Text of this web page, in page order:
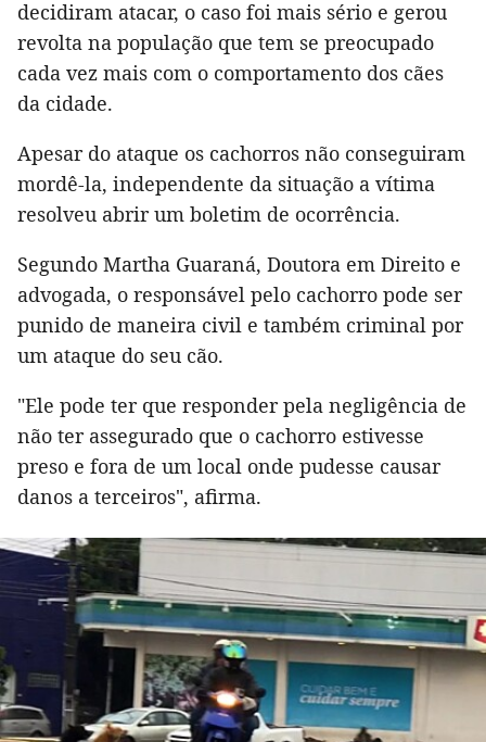
decidiram atacar, o caso foi mais sério e gerou
revolta na população que tem se preocupado
cada vez mais com o comportamento dos cães
da cidade.
Apesar do ataque os cachorros não conseguiram
mordê-la, independente da situação a vítima
resolveu abrir um boletim de ocorrência.
Segundo Martha Guaraná, Doutora em Direito e
advogada, o responsável pelo cachorro pode ser
punido de maneira civil e também criminal por
um ataque do seu cão.
"Ele pode ter que responder pela negligência de
não ter assegurado que o cachorro estivesse
preso e fora de um local onde pudesse causar
danos a terceiros", afirma.